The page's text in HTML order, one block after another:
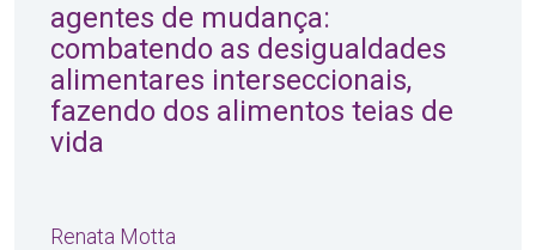
agentes de mudança:
combatendo as desigualdades
alimentares interseccionais,
fazendo dos alimentos teias de
vida
Renata Motta